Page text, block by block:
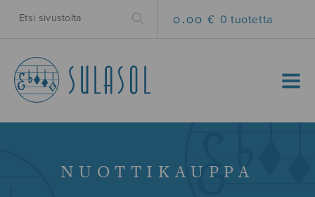
0.00 € 0 tuotetta
MENU
NUOTTIKAUPPA